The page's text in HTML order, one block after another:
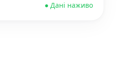
● Дані наживо